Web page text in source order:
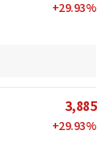
+29.93%
3,885
+29.93%